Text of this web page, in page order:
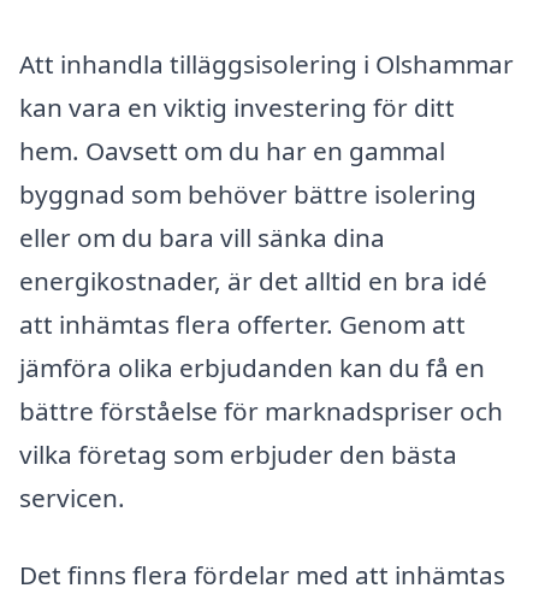
Att inhandla tilläggsisolering i Olshammar
kan vara en viktig investering för ditt
hem. Oavsett om du har en gammal
byggnad som behöver bättre isolering
eller om du bara vill sänka dina
energikostnader, är det alltid en bra idé
att inhämtas flera offerter. Genom att
jämföra olika erbjudanden kan du få en
bättre förståelse för marknadspriser och
vilka företag som erbjuder den bästa
servicen.
Det finns flera fördelar med att inhämtas